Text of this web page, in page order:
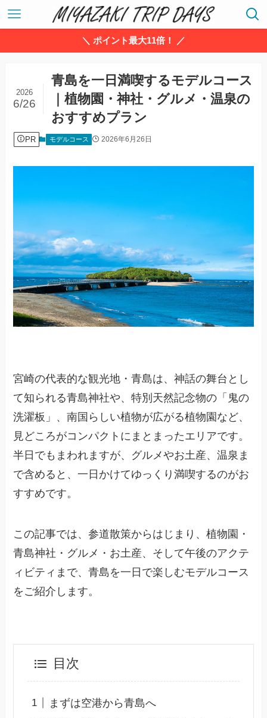
＼ ポイント最大11倍！ ／
青島を一日満喫するモデルコース
｜植物園・神社・グルメ・温泉の
おすすめプラン
2026
6/26
PR モデルコース 2026年6月26日
宮崎の代表的な観光地・青島は、神話の舞台とし
て知られる青島神社や、特別天然記念物の「鬼の
洗濯板」、南国らしい植物が広がる植物園など、
見どころがコンパクトにまとまったエリアです。
半日でもまわれますが、グルメやお土産、温泉ま
で含めると、一日かけてゆっくり満喫するのがお
すすめです。
この記事では、参道散策からはじまり、植物園・
青島神社・グルメ・お土産、そして午後のアクテ
ィビティまで、青島を一日で楽しむモデルコース
をご紹介します。
目次
まずは空港から青島へ